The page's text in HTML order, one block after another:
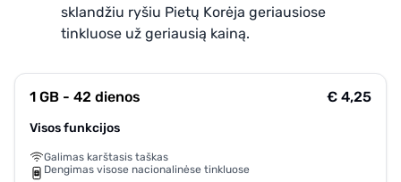
sklandžiu ryšiu Pietų Korėja geriausiose
tinkluose už geriausią kainą.
1 GB - 42 dienos € 4,25
Visos funkcijos
Galimas karštasis taškas
Dengimas visose nacionalinėse tinkluose